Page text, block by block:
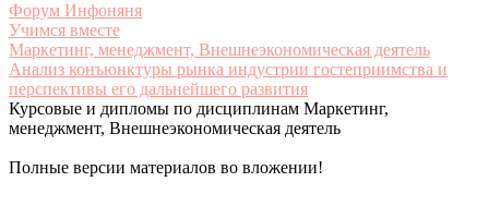
Форум Инфоняня
Учимся вместе
Маркетинг, менеджмент, Внешнеэкономическая деятель
Анализ конъюнктуры рынка индустрии гостеприимства и
перспективы его дальнейшего развития
Курсовые и дипломы по дисциплинам Маркетинг,
менеджмент, Внешнеэкономическая деятель
Полные версии материалов во вложении!